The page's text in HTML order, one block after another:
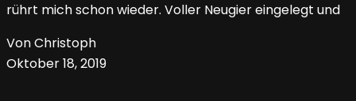
rührt mich schon wieder. Voller Neugier eingelegt und
Von Christoph
Oktober 18, 2019